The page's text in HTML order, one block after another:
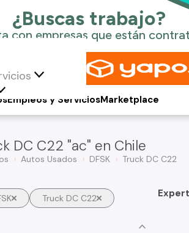
Empleos y ServiciosMarketplace
DC C22 "ac" en Chile
Autos Usados DFSK Truck DC C22
Truck DC C22